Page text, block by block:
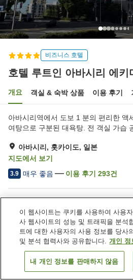
비즈니스 호텔
호텔 루트인 아바시리 에키
개요 객실 & 숙박 상품 이용 후기
아바시리역에서 도보 1 분의 편리한 액
여탕으로 구분된 대욕탕. 전 객실 가습
아바시리, 홋카이도, 일본
지도에서 보기
3.9 매우 좋음 이용 후기 293건
주차장
레
자동판매기
대
객실 보기
이 웹사이트는 쿠키를 사용하여 사용
사 웹사이트의 성능 및 트래픽을 분석
트에 대한 사용자의 사용 정보를 당사
및 분석 협력사와 공유합니다. 개인 정
내 개인 정보를 판매하지 않음